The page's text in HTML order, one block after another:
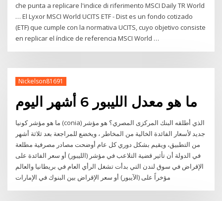
che punta a replicare l'indice di riferimento MSCI Daily TR World
… El Lyxor MSCI World UCITS ETF - Dist es un fondo cotizado
(ETF) que cumple con la normativa UCITS, cuyo objetivo consiste
en replicar el índice de referencia MSCI World …
Nickelson81691
ما هو معدل الليبور 6 أشهر اليوم
ما هو مؤشر كونيا (conia) الذي أطلقه البنك المركزى المصري؟ هو مؤشر
جديد لأسعار الفائدة الخالية من المخاطر ، ويخضع للمراجعة بعد ثلاثة أشهر
من التطبيق، ويقيم بشكل دوري كل عام أوضحت مصادر مصرفية مطلعة
في الدولة أن تأثير قضية التلاعب في مؤشر (الليبور) أو سعر الفائدة على
الإقراض في سوق لندن التي بدأت تشغل الرأي العام في بريطانيا والعالم
مؤخراً على (الآيبور) أو سعر الإقراض بين البنوك في الإمارات